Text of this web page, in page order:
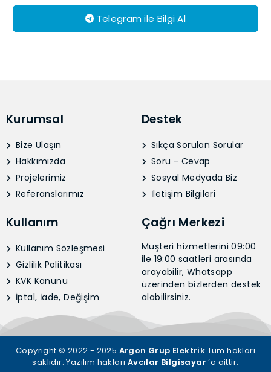
Telegram ile Bilgi Al
Kurumsal
Bize Ulaşın
Hakkımızda
Projelerimiz
Referanslarımız
Destek
Sıkça Sorulan Sorular
Soru - Cevap
Sosyal Medyada Biz
İletişim Bilgileri
Kullanım
Kullanım Sözleşmesi
Gizlilik Politikası
KVK Kanunu
İptal, İade, Değişim
Çağrı Merkezi
Müşteri hizmetlerini 09:00
ile 19:00 saatleri arasında
arayabilir, Whatsapp
üzerinden bizlerden destek
alabilirsiniz.
Copyright © 2022 - 2025 Argon Grup Elektrik Tüm hakları
saklıdır. Yazılım hakları Avcılar Bilgisayar ’a aittir.